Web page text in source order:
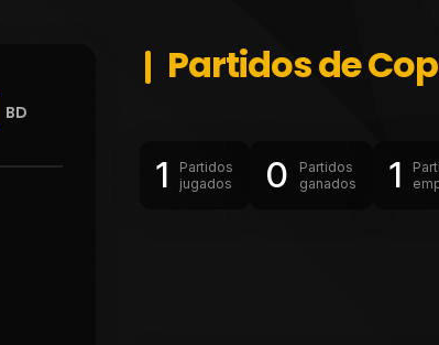
BD
Partidos de
1
Partidos
jugados
0
Partidos
ganados
1